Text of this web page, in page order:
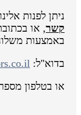
ניתן לפנות
קשר
באמצעות משלוח פקס
בדוא"ל:
או בטלפון מספר: